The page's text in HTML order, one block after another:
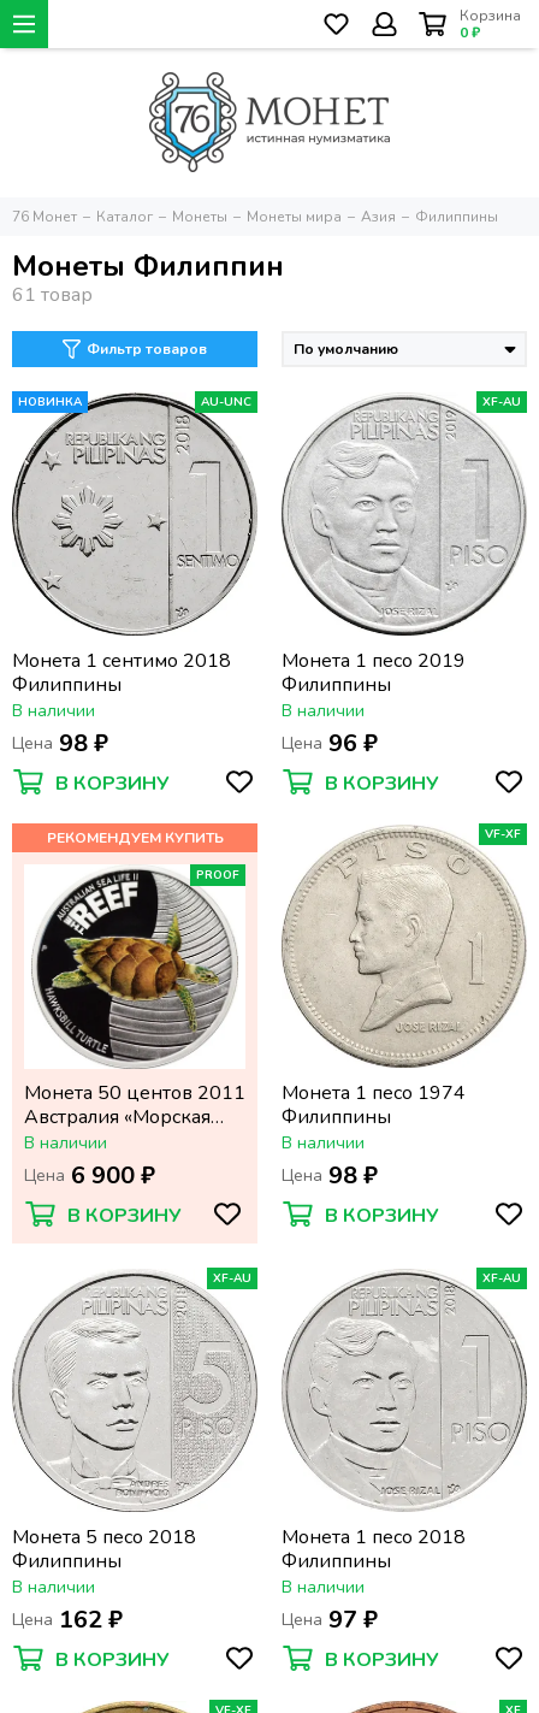
Корзина
0 ₽
76 Монет Каталог Монеты Монеты мира Азия Филиппины
Монеты Филиппин
Фильтр товаров
НОВИНКА AU-UNC
Монета 1 сентимо 2018
Филиппины
В наличии
Цена 98 ₽
В КОРЗИНУ
XF-AU
Монета 1 песо 2019
Филиппины
В наличии
Цена 96 ₽
В КОРЗИНУ
PROOF
Монета 50 центов 2011
Австралия «Морская
жизнь Австралии:
Черепаха бисса»
В наличии
Цена 6 900 ₽
В КОРЗИНУ
VF-XF
Монета 1 песо 1974
Филиппины
В наличии
Цена 98 ₽
В КОРЗИНУ
XF-AU
Монета 5 песо 2018
Филиппины
В наличии
Цена 162 ₽
В КОРЗИНУ
XF-AU
Монета 1 песо 2018
Филиппины
В наличии
Цена 97 ₽
В КОРЗИНУ